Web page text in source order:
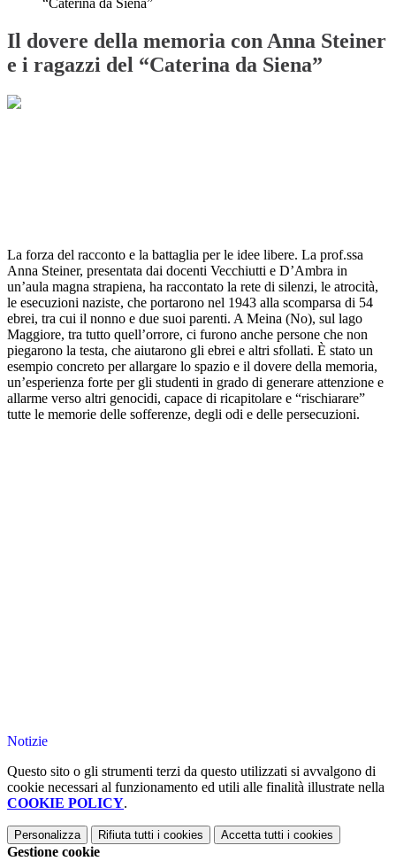
“Caterina da Siena”
Il dovere della memoria con Anna Steiner
e i ragazzi del “Caterina da Siena”
La forza del racconto e la battaglia per le idee libere. La prof.ssa
Anna Steiner, presentata dai docenti Vecchiutti e D’Ambra in
un’aula magna strapiena, ha raccontato la rete di silenzi, le atrocità,
le esecuzioni naziste, che portarono nel 1943 alla scomparsa di 54
ebrei, tra cui il nonno e due suoi parenti. A Meina (No), sul lago
Maggiore, tra tutto quell’orrore, ci furono anche persone che non
piegarono la testa, che aiutarono gli ebrei e altri sfollati. È stato un
esempio concreto per allargare lo spazio e il dovere della memoria,
un’esperienza forte per gli studenti in grado di generare attenzione e
allarme verso altri genocidi, capace di ricapitolare e “rischiarare”
tutte le memorie delle sofferenze, degli odi e delle persecuzioni.
Notizie
Questo sito o gli strumenti terzi da questo utilizzati si avvalgono di
cookie necessari al funzionamento ed utili alle finalità illustrate nella
COOKIE POLICY.
Personalizza Rifiuta tutti i cookies Accetta tutti i cookies
Gestione cookie